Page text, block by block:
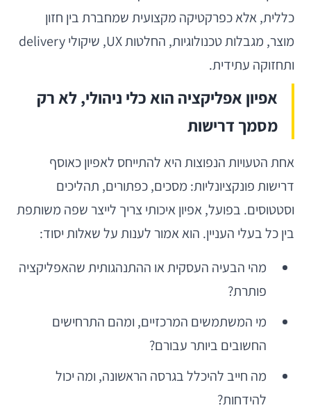
כללית, אלא כפרקטיקה מקצועית שמחברת בין חזון
מוצר, מגבלות טכנולוגיות, החלטות UX, שיקולי delivery
ותחזוקה עתידית.
אפיון אפליקציה הוא כלי ניהולי, לא רק
מסמך דרישות
אחת הטעויות הנפוצות היא להתייחס לאפיון כאוסף
דרישות פונקציונליות: מסכים, כפתורים, תהליכים
וסטטוסים. בפועל, אפיון איכותי צריך לייצר שפה משותפת
בין כל בעלי העניין. הוא אמור לענות על שאלות יסוד:
מהי הבעיה העסקית או ההתנהגותית שהאפליקציה
פותרת?
מי המשתמשים המרכזיים, ומהם התרחישים
החשובים ביותר עבורם?
מה חייב להיכלל בגרסה הראשונה, ומה יכול
להידחות?